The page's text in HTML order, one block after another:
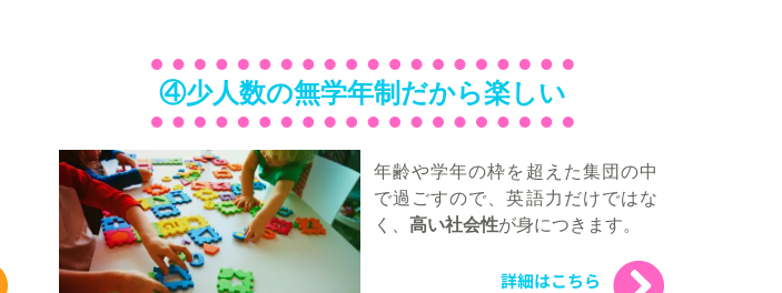
④少人数の無学年制だから楽しい
年齢や学年の枠を超えた集団の中
で過ごすので、英語力だけではな
く、 高い社会性が身につきます。
詳細はこちら